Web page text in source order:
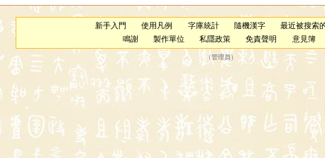
新手入門 使用凡例 字庫統計 隨機漢字
最近被搜索
鳴謝
製作單位 私隱政策 免責聲明 意見簿
（管理員 ）